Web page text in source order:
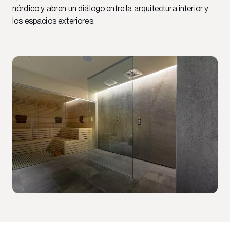
nórdico y abren un diálogo entre la arquitectura interior y
los espacios exteriores.